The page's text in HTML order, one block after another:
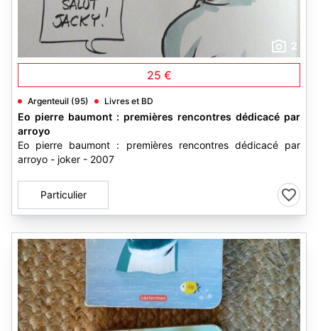
2
25 €
Argenteuil (95) Livres et BD
Eo pierre baumont : premières rencontres dédicacé par
arroyo
Eo pierre baumont : premières rencontres dédicacé par
arroyo - joker - 2007
Particulier